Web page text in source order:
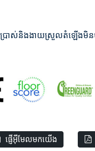
ាស់និងងាយស្រួលតំឡើងមិនថា
ផ្ញើអ៊ីមែលមកយើង